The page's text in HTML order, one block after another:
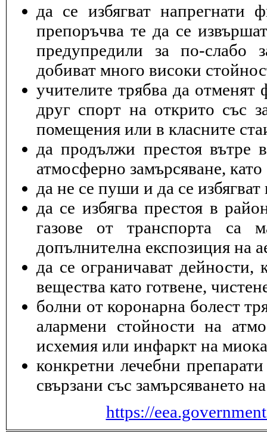
да се избягват напрегнати
препоръчва те да се
предупредили за по-слабо
добиват много високи
учителите трябва да отменят
друг спорт на открито със
помещения или в класните
да продължи престоя вътре
атмосферно замърсяване,
да не се пуши и да се
да се избягва престоя в
газове от транспорта са
допълнителна експозиция на
да се ограничават
вещества като готвене,
болни от коронарна болест
алармени стойности на
исхемия или инфаркт на
конкретни лечебни
свързани със замърсяването
https://